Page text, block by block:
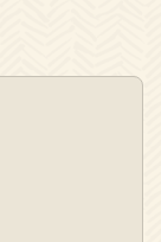
OP TIKTOK